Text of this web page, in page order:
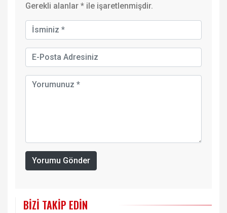
Gerekli alanlar * ile işaretlenmişdir.
Yorumu Gönder
BIZI TAKIP EDIN